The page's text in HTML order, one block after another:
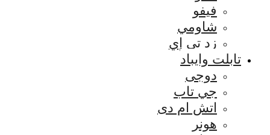
فيفو
شاومي
زد تي إي
تابلت وايباد
دوجى
جي تاب
اتش ام دى
هونر